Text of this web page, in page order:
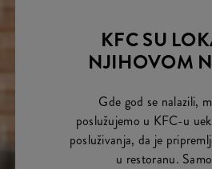
KFC SU
NJIHOVOM
Gde god se nalazili,
poslužujemo u KFC-u
posluživanja, da je
u restoranu.